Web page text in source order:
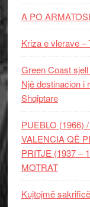
A PO
Kriza e vlerave –
Green Coast
Një destinacion i
Shqiptare
PUEBLO (1966)
VALENCIA QË
PRITJE (1937 –
MOTRAT
Kujtojmë